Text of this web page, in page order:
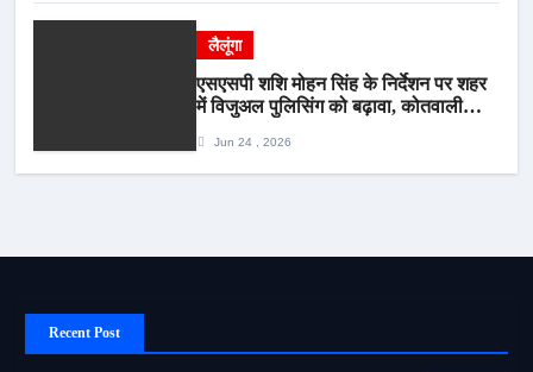
लैलूंगा
एसएसपी शशि मोहन सिंह के निर्देशन पर शहर
में विजुअल पुलिसिंग को बढ़ावा, कोतवाली
Jun 24 , 2026
Recent Post